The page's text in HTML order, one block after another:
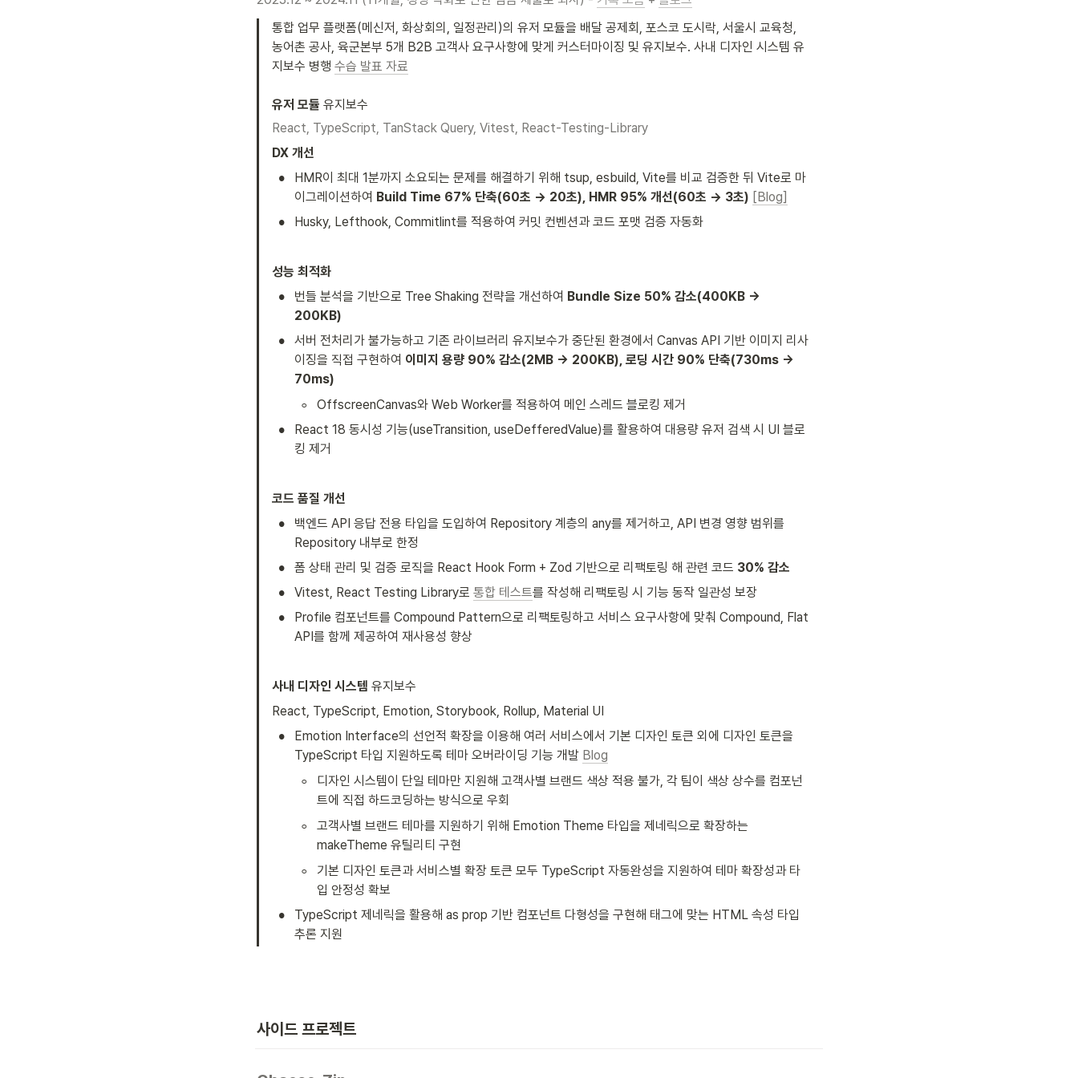
통합 업무 플랫폼(메신저, 화상회의, 일정관리)의 유저 모듈을 배달 공제회, 포스코 도시락, 서울시 교육청,
농어촌 공사, 육군본부 5개 B2B 고객사 요구사항에 맞게 커스터마이징 및 유지보수. 사내 디자인 시스템 유
지보수 병행 수습 발표 자료
유저 모듈 유지보수
React, TypeScript, TanStack Query, Vitest, React-Testing-Library
DX 개선
•
HMR이 최대 1분까지 소요되는 문제를 해결하기 위해 tsup, esbuild, Vite를 비교 검증한 뒤 Vite로 마
이그레이션하여 Build Time 67% 단축(60초 → 20초), HMR 95% 개선(60초 → 3초) [Blog]
• Husky, Lefthook, Commitlint를 적용하여 커밋 컨벤션과 코드 포맷 검증 자동화
성능 최적화
• 번들 분석을 기반으로 Tree Shaking 전략을 개선하여 Bundle Size 50% 감소(400KB →
200KB)
•
서버 전처리가 불가능하고 기존 라이브러리 유지보수가 중단된 환경에서 Canvas API 기반 이미지 리사
이징을 직접 구현하여 이미지 용량 90% 감소(2MB → 200KB), 로딩 시간 90% 단축(730ms →
70ms)
◦ OffscreenCanvas와 Web Worker를 적용하여 메인 스레드 블로킹 제거
•
React 18 동시성 기능(useTransition, useDefferedValue)를 활용하여 대용량 유저 검색 시 UI 블로
킹 제거
코드 품질 개선
•
백엔드 API 응답 전용 타입을 도입하여 Repository 계층의 any를 제거하고, API 변경 영향 범위를
Repository 내부로 한정
• 폼 상태 관리 및 검증 로직을 React Hook Form + Zod 기반으로 리팩토링 해 관련 코드 30% 감소
• Vitest, React Testing Library로 통합 테스트를 작성해 리팩토링 시 기능 동작 일관성 보장
•
Profile 컴포넌트를 Compound Pattern으로 리팩토링하고 서비스 요구사항에 맞춰 Compound, Flat
API를 함께 제공하여 재사용성 향상
사내 디자인 시스템 유지보수
React, TypeScript, Emotion, Storybook, Rollup, Material UI
•
Emotion Interface의 선언적 확장을 이용해 여러 서비스에서 기본 디자인 토큰 외에 디자인 토큰을
TypeScript 타입 지원하도록 테마 오버라이딩 기능 개발 Blog
◦
디자인 시스템이 단일 테마만 지원해 고객사별 브랜드 색상 적용 불가, 각 팀이 색상 상수를 컴포넌
트에 직접 하드코딩하는 방식으로 우회
◦
고객사별 브랜드 테마를 지원하기 위해 Emotion Theme 타입을 제네릭으로 확장하는
makeTheme 유틸리티 구현
◦
기본 디자인 토큰과 서비스별 확장 토큰 모두 TypeScript 자동완성을 지원하여 테마 확장성과 타
입 안정성 확보
•
TypeScript 제네릭을 활용해 as prop 기반 컴포넌트 다형성을 구현해 태그에 맞는 HTML 속성 타입
추론 지원
사이드 프로젝트